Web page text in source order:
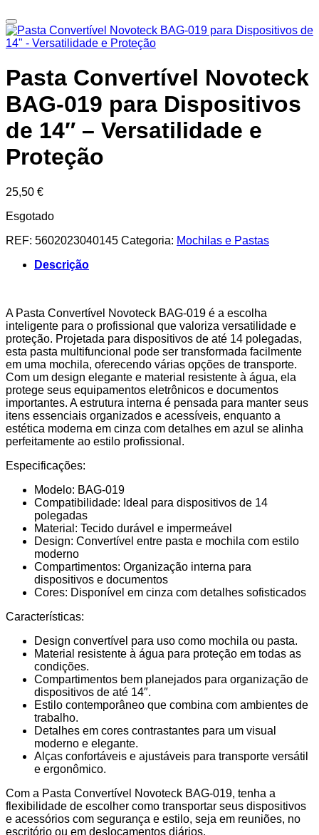
Pasta Convertível Novoteck
BAG-019 para Dispositivos
de 14″ – Versatilidade e
Proteção
25,50 €
Esgotado
REF: 5602023040145 Categoria: Mochilas e Pastas
Descrição
A Pasta Convertível Novoteck BAG-019 é a escolha
inteligente para o profissional que valoriza versatilidade e
proteção. Projetada para dispositivos de até 14 polegadas,
esta pasta multifuncional pode ser transformada facilmente
em uma mochila, oferecendo várias opções de transporte.
Com um design elegante e material resistente à água, ela
protege seus equipamentos eletrônicos e documentos
importantes. A estrutura interna é pensada para manter seus
itens essenciais organizados e acessíveis, enquanto a
estética moderna em cinza com detalhes em azul se alinha
perfeitamente ao estilo profissional.
Especificações:
Modelo: BAG-019
Compatibilidade: Ideal para dispositivos de 14
polegadas
Material: Tecido durável e impermeável
Design: Convertível entre pasta e mochila com estilo
moderno
Compartimentos: Organização interna para
dispositivos e documentos
Cores: Disponível em cinza com detalhes sofisticados
Características:
Design convertível para uso como mochila ou pasta.
Material resistente à água para proteção em todas as
condições.
Compartimentos bem planejados para organização de
dispositivos de até 14″.
Estilo contemporâneo que combina com ambientes de
trabalho.
Detalhes em cores contrastantes para um visual
moderno e elegante.
Alças confortáveis e ajustáveis para transporte versátil
e ergonômico.
Com a Pasta Convertível Novoteck BAG-019, tenha a
flexibilidade de escolher como transportar seus dispositivos
e acessórios com segurança e estilo, seja em reuniões, no
escritório ou em deslocamentos diários.